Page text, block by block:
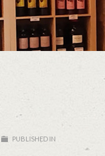
PUBLISHED IN